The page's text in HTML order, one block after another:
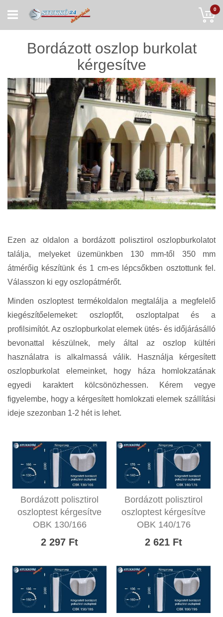
to
0
Bordázott oszlop burkolat
kérgesítve
Ezen az oldalon a bordázott polisztirol oszlopburkolatot
találja, melyeket üzemünkben 130 mm-től 350 mm
átmérőig készítünk és 1 cm-es lépcsőkben osztottunk fel.
Válasszon ki egy oszlopátmérőt.
Minden oszloptest termékoldalon megtalálja a megfelelő
kiegészítőelemeket: oszlopfőt, oszloptalpat és a
profilsimítót. Az oszlopburkolat elemek ütés- és időjárásálló
bevonattal készülnek, mely által az oszlop kültéri
használatra is alkalmassá válik. Használja kérgesített
oszlopburkolat elemeinket, hogy háza homlokzatának
egyedi karaktert kölcsönözhessen. Kérem vegye
figyelembe, hogy a kérgesített homlokzati elemek szállítási
ideje szezonban 1-2 hét is lehet.
Bordázott polisztirol
oszloptest kérgesítve
OBK 130/166
2 297 Ft
Bordázott polisztirol
oszloptest kérgesítve
OBK 140/176
2 621 Ft